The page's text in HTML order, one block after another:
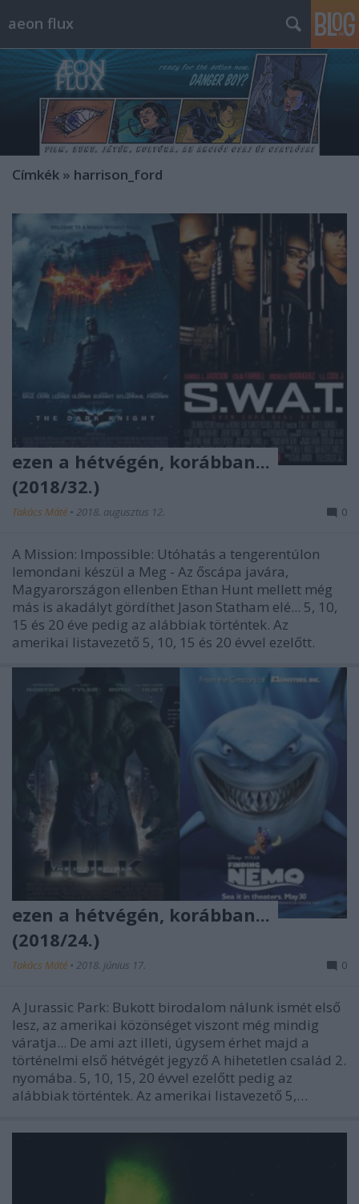
aeon flux
Címkék » harrison_ford
ezen a hétvégén, korábban...
(2018/32.)
Takács Máté • 2018. augusztus 12. 0
A Mission: Impossible: Utóhatás a tengerentúlon
lemondani készül a Meg - Az őscápa javára,
Magyarországon ellenben Ethan Hunt mellett még
más is akadályt gördíthet Jason Statham elé... 5, 10,
15 és 20 éve pedig az alábbiak történtek. Az
amerikai listavezető 5, 10, 15 és 20 évvel ezelőtt.
ezen a hétvégén, korábban...
(2018/24.)
Takács Máté • 2018. június 17. 0
A Jurassic Park: Bukott birodalom nálunk ismét első
lesz, az amerikai közönséget viszont még mindig
váratja... De ami azt illeti, úgysem érhet majd a
történelmi első hétvégét jegyző A hihetetlen család 2.
nyomába. 5, 10, 15, 20 évvel ezelőtt pedig az
alábbiak történtek. Az amerikai listavezető 5,…